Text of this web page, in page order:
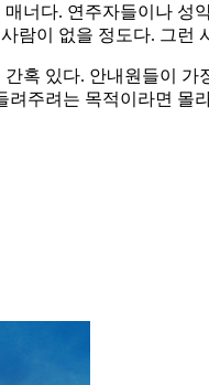
너다. 연주자들이나
람이 없을 정도다. 그런
혹 있다. 안내원들이
주려는 목적이라면 몰